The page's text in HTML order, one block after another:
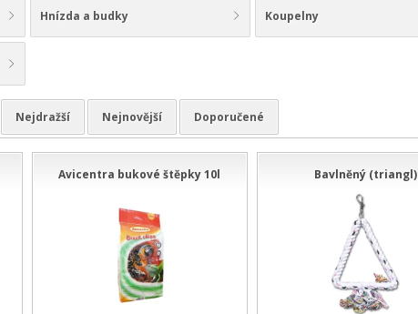
Hnízda a budky Koupelny
Nejdražší Nejnovější Doporučené
Avicentra bukové štěpky 10l Bavlněný (triangl)